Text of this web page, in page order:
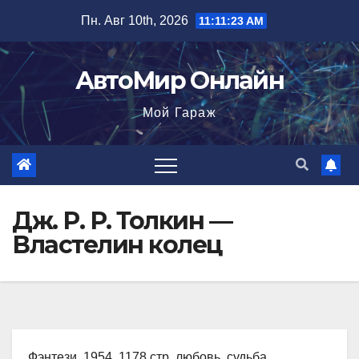
содержимому
Пн. Авг 10th, 2026 11:11:24 AM
АвтоМир Онлайн
Мой Гараж
Дж. Р. Р. Толкин —
Властелин колец